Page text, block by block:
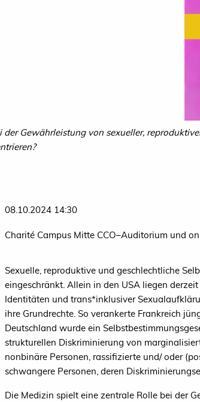
Gewährleistung von sexueller,
08.10.2024 14:30
Charité Campus Mitte CCO–Auditorium und
Sexuelle, reproduktive und geschlechtliche
eingeschränkt. Allein in den USA liegen
Identitäten und trans*inklusiver
ihre Grundrechte. So verankerte Frankreich
Deutschland wurde ein
strukturellen Diskriminierung von
nonbinäre Personen, rassifizierte und/ oder
schwangere Personen, deren
Die Medizin spielt eine zentrale Rolle bei der